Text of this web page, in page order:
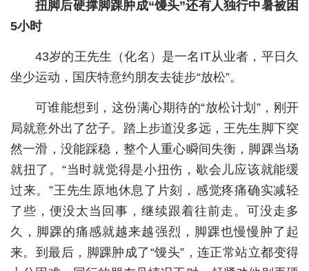
科教
悠游
相亲
汽车
房产
消费
创意
文化
扭脚后硬撑脚踝肿成“馒头”还有人独行中暑被困
5小时
43岁的王先生（化名）是一名IT从业者，平日久
坐少运动，国庆特意约朋友去徒步“放松”。
可谁能想到，这份满心期待的“放松计划”，刚开
局就意外出了岔子。踏上步道没多远，王先生脚下突
然一滑，没能踩稳，整个人重心瞬间失衡，脚踝当场
就扭了。“当时就觉得是小扭伤，歇会儿应该就能缓
过来。”王先生原地休息了片刻，感觉疼痛确实减轻
了些，便没太当回事，继续跟着往前走。可没走多
久，脚踝的痛感就越来越强烈，脚踝也慢慢肿了起
来。到最后，脚踝肿成了“馒头”，连正常站立都变得